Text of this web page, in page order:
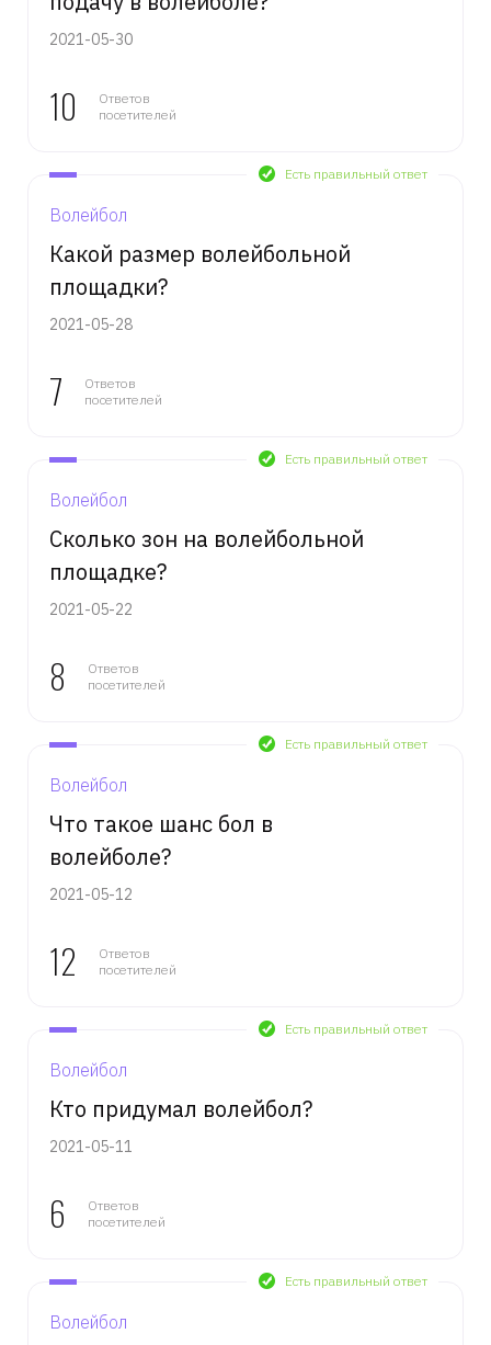
2021-05-30
10
Ответов
посетителей
Есть правильный ответ
Волейбол
Какой размер волейбольной
площадки?
2021-05-28
7
Ответов
посетителей
Есть правильный ответ
Волейбол
Сколько зон на волейбольной
площадке?
2021-05-22
8
Ответов
посетителей
Есть правильный ответ
Волейбол
Что такое шанс бол в
волейболе?
2021-05-12
12
Ответов
посетителей
Есть правильный ответ
Волейбол
Кто придумал волейбол?
2021-05-11
6
Ответов
посетителей
Есть правильный ответ
Волейбол